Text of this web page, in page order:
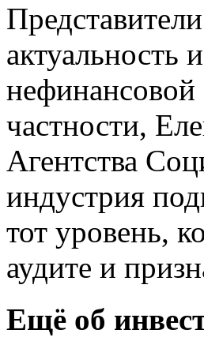
актуальность
нефинансовой
частности,
Агентства
индустрия
тот уровень,
аудите и
Ещё об